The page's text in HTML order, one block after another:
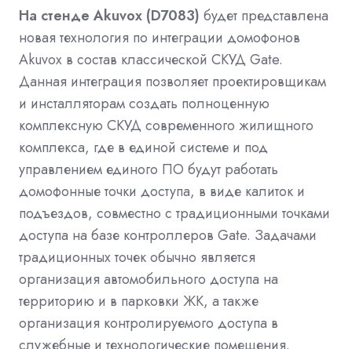
На стенде Akuvox (D7083) будет представлена
новая технология по интеграции домофонов
Akuvox в состав классической СКУД Gate.
Данная интеграция позволяет проектировщикам
и инсталляторам создать полноценную
комплексную СКУД современного жилищного
комплекса, где в единой системе и под
управлением единого ПО будут работать
домофонные точки доступа, в виде калиток и
подъездов, совместно с традиционными точками
доступа на базе контроллеров Gate. Задачами
традиционных точек обычно является
организация автомобильного доступа на
территорию и в парковки ЖК, а также
организация контролируемого доступа в